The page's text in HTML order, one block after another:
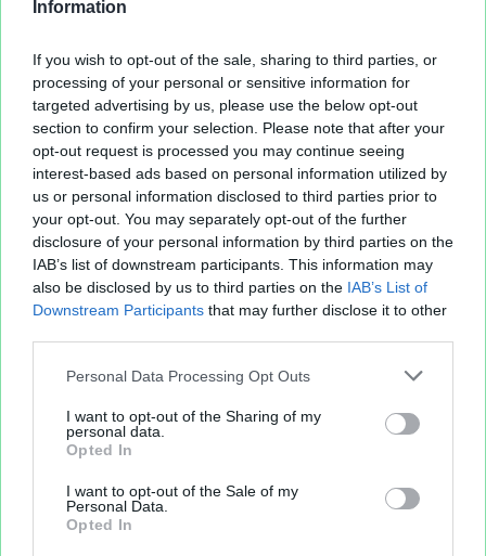
Information
If you wish to opt-out of the sale, sharing to third parties, or
processing of your personal or sensitive information for
targeted advertising by us, please use the below opt-out
section to confirm your selection. Please note that after your
opt-out request is processed you may continue seeing
interest-based ads based on personal information utilized by
us or personal information disclosed to third parties prior to
your opt-out. You may separately opt-out of the further
disclosure of your personal information by third parties on the
IAB’s list of downstream participants. This information may
also be disclosed by us to third parties on the IAB’s List of
Downstream Participants that may further disclose it to other
Personal Data Processing Opt Outs
I want to opt-out of the Sharing of my
personal data.
Opted In
I want to opt-out of the Sale of my
Personal Data.
Opted In